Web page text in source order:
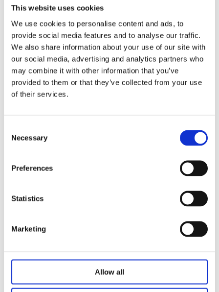
This website uses cookies
We use cookies to personalise content and ads, to
provide social media features and to analyse our traffic.
We also share information about your use of our site with
our social media, advertising and analytics partners who
may combine it with other information that you’ve
provided to them or that they’ve collected from your use
of their services.
Selection
Necessary
Preferences
Statistics
Marketing
Allow all
Schreibtischsystem für Höhen zu erhalten. Es spart die
Installationszeit erheblich und bietet Verbrauchern.
Gleichzeitig ist das TS-EZ4.0-System mit Inline-Hubsäule
ausgestattet, die Stabilität des gesamten Stehschreises ist
besser, das Geräusch ist niedriger und die
Selbstverriegelungskraft ist stärker. Das EZ-Click-System
Bewertungsladung: 1250n
Skalierungsbereich: 1165 mm-1565 mm
Oberfläche: Pulverbeschichtung
Standardfarben: schwarz, weiß, grau
Gesamtgewicht: 28 kg